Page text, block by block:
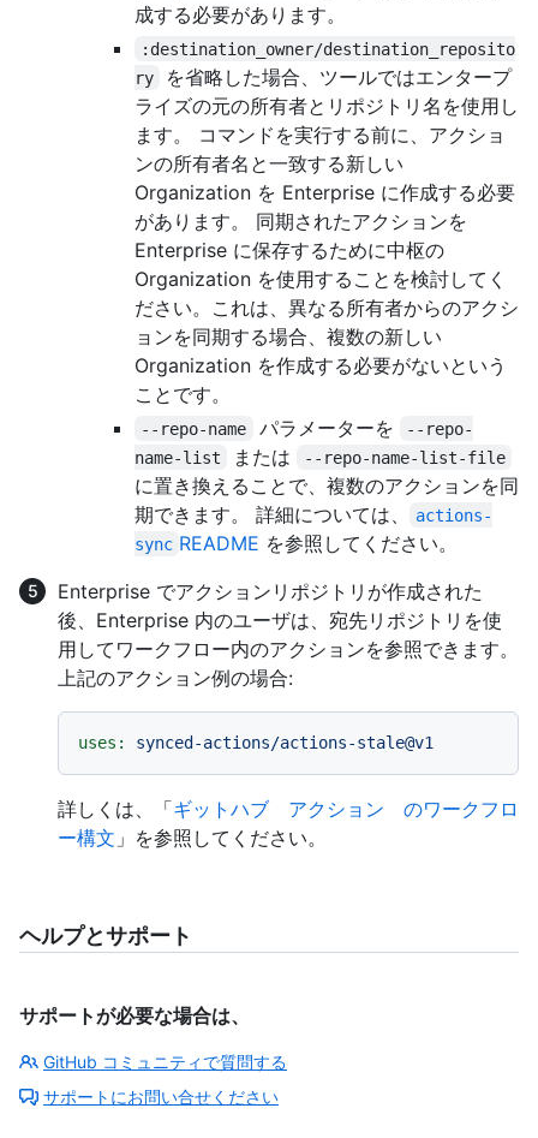
成する必要があります。
:destination_owner/destination_reposito
ry
を省略した場合、ツールではエンタープ
ライズの元の所有者とリポジトリ名を使用し
ます。 コマンドを実行する前に、アクショ
ンの所有者名と一致する新しい
Organization を Enterprise に作成する必要
があります。 同期されたアクションを
Enterprise に保存するために中枢の
Organization を使用することを検討してく
ださい。これは、異なる所有者からのアクシ
ョンを同期する場合、複数の新しい
Organization を作成する必要がないという
ことです。
--repo-name パラメーターを
--repo-
name-list
または --repo-name-list-file
に置き換えることで、複数のアクションを同
期できます。 詳細については、
actions-
sync README を参照してください。
Enterprise でアクションリポジトリが作成された
後、Enterprise 内のユーザは、宛先リポジトリを使
用してワークフロー内のアクションを参照できます。
上記のアクション例の場合:
uses: synced-actions/actions-stale@v1
詳しくは、「ギットハブ アクション のワークフロ
ー構文 」を参照してください。
ヘルプとサポート
サポートが必要な場合は、
GitHub コミュニティで質問する
サポートにお問い合せください